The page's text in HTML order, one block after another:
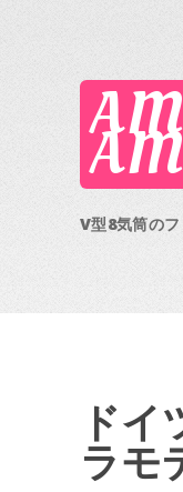
V型8気筒の
ド
ラモ